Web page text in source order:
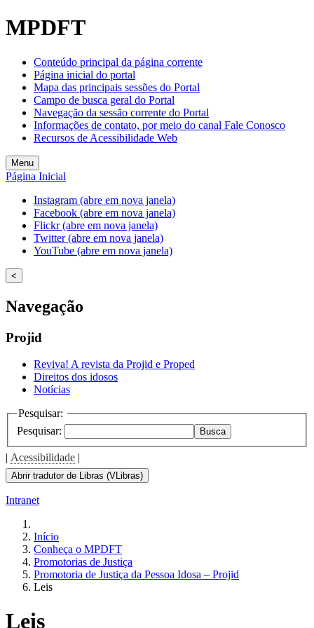
MPDFT
Conteúdo principal da página corrente
Página inicial do portal
Mapa das principais sessões do Portal
Campo de busca geral do Portal
Navegação da sessão corrente do Portal
Informações de contato, por meio do canal Fale Conosco
Recursos de Acessibilidade Web
Menu
Página Inicial
Instagram (abre em nova janela)
Facebook (abre em nova janela)
Flickr (abre em nova janela)
Twitter (abre em nova janela)
YouTube (abre em nova janela)
<
Navegação
Projid
Reviva! A revista da Projid e Proped
Direitos dos idosos
Notícias
Pesquisar:
Pesquisar:
Busca
| Acessibilidade |
Abrir tradutor de Libras (VLibras)
Intranet
Início
Conheça o MPDFT
Promotorias de Justiça
Promotoria de Justiça da Pessoa Idosa – Projid
Leis
Leis